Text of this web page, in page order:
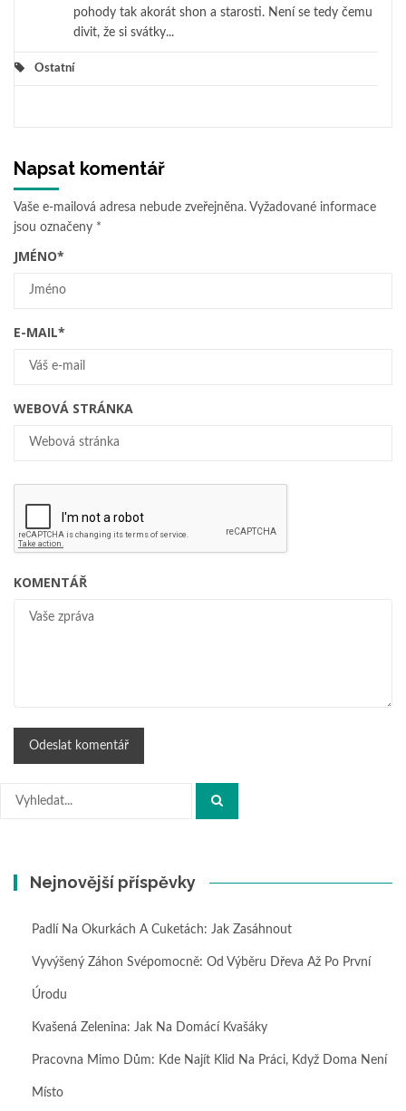
pohody tak akorát shon a starosti. Není se tedy čemu
divit, že si svátky...
Ostatní
Napsat komentář
Vaše e-mailová adresa nebude zveřejněna. Vyžadované informace
jsou označeny *
JMÉNO*
E-MAIL*
WEBOVÁ STRÁNKA
KOMENTÁŘ
Nejnovější příspěvky
Padlí Na Okurkách A Cuketách: Jak Zasáhnout
Vyvýšený Záhon Svépomocně: Od Výběru Dřeva Až Po První
Úrodu
Kvašená Zelenina: Jak Na Domácí Kvašáky
Pracovna Mimo Dům: Kde Najít Klid Na Práci, Když Doma Není
Místo